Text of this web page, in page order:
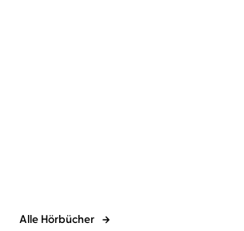
Alle Hörbücher